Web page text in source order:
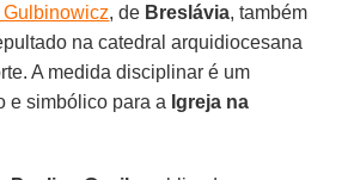
Gulbinowicz, de Breslávia, também
na catedral arquidiocesana
A medida disciplinar é um
e simbólico para a Igreja na